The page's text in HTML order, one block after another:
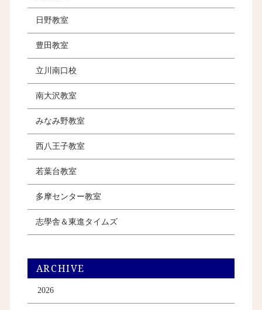
日野教室
豊田教室
立川南口校
南大沢教室
みなみ野教室
西八王子教室
若葉台教室
多摩センター教室
志學舎＆東進タイムズ
ARCHIVE
2026